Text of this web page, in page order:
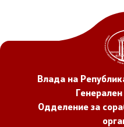
За советот
Записници и дневни
Советот
Влада на
Одделение за